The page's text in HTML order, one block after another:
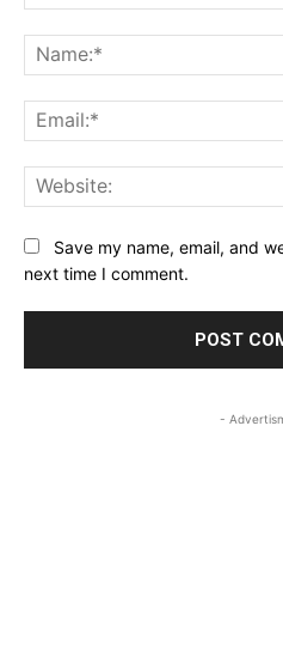
Save my name, email, and
next time I comment.
-